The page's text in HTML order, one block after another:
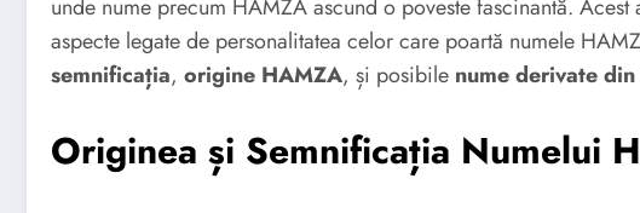
unde nume precum HAMZA ascund o poveste fascinantă.
aspecte legate de personalitatea celor care poartă numele
semnificația, origine HAMZA, și posibile nume derivate
Originea și Semnificația Numelui